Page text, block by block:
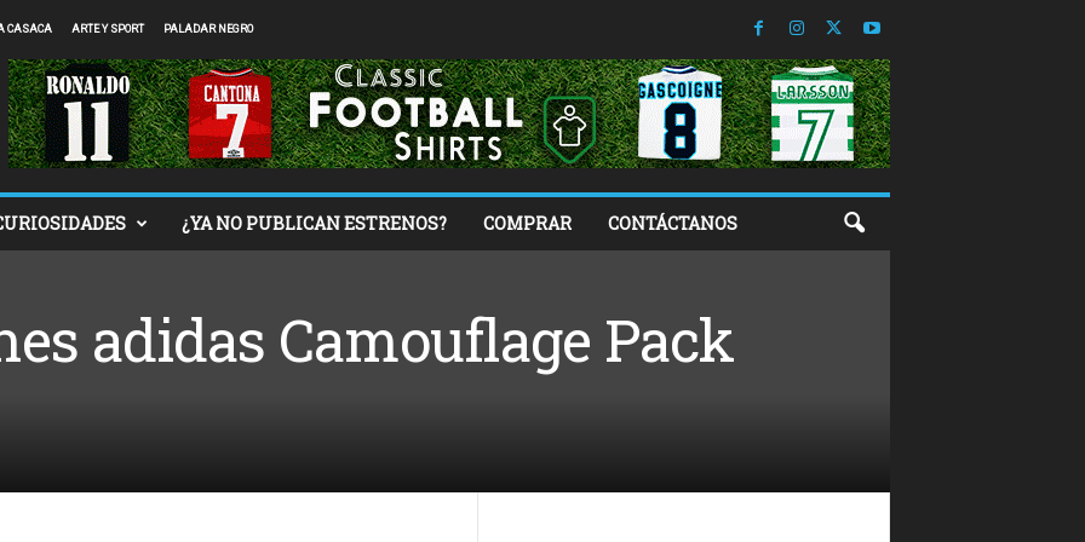
CASACA ARTE Y SPORT PALADAR NEGRO
¿YA NO PUBLICAN ESTRENOS? COMPRAR CONTÁCTANOS
adidas Camouflage Pack